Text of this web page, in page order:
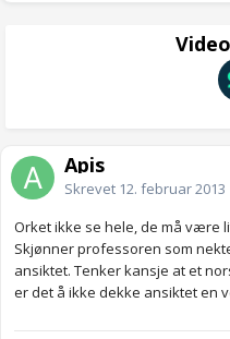
Apis
Skrevet 12. februar 2013
Orket ikke se hele, de må være
Skjønner professoren som
ansiktet. Tenker kansje at et
er det å ikke dekke ansiktet en